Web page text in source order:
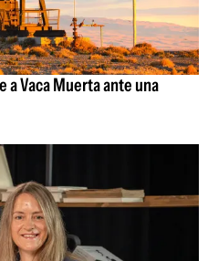
a Vaca Muerta ante una